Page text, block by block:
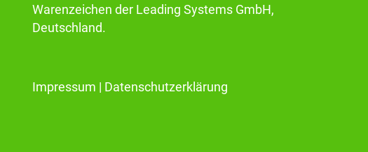
Warenzeichen der Leading Systems GmbH,
Deutschland.
Impressum Datenschutzerklärung